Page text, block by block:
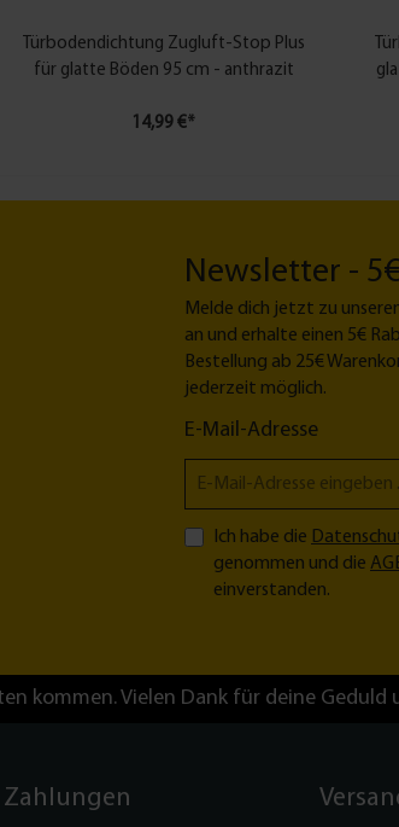
Türbodendichtung Zugluft-Stop Plus
für glatte Böden 95 cm - anthrazit
14,99 €*
Newsletter -
Melde dich jetzt zu
an und erhalte einen 5€
Bestellung ab 25€
jederzeit möglich.
E-Mail-Adresse
Ich habe die
genommen und die
einverstanden.
kommen. Vielen Dank für deine Geduld
Zahlungen